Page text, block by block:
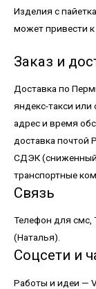
Изделия с
может привести
Заказ и
Доставка по
яндекс-такси
адрес и время
доставка почтой
СДЭК (сниженный
транспортные
Связь
Телефон для смс,
(Наталья).
Соцсети и
Работы и идеи —